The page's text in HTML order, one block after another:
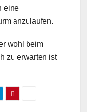
eine
anzulaufen.
wohl beim
zu erwarten ist